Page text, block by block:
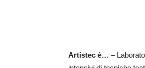
Artistec è… –